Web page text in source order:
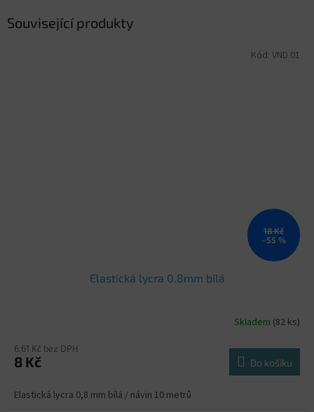
Související produkty
18 Kč
–55 %
Elastická lycra 0.8mm bílá
Skladem (82 ks)
6,61 Kč bez DPH
8 Kč Do košíku
Elastická lycra 0,8 mm bílá / návin 10 metrů
Kód: VND 01